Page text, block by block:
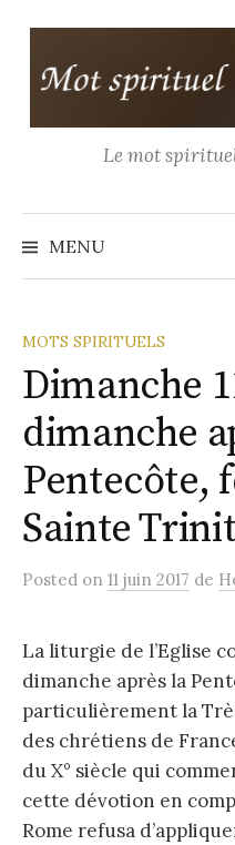
contenu
Le mot
MENU
MOTS SPIRITUELS
Dimanche
dimanche
Pentecôte,
Sainte
Posted on 11 juin 2017 de
La liturgie de l’Eglise
dimanche après la
particulièrement la
des chrétiens de
du X° siècle qui
cette dévotion en
Rome refusa